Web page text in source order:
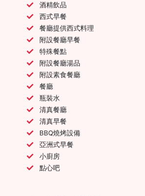
酒精飲品
西式早餐
餐廳提供西式料理
附設餐廳早餐
特殊餐點
附設餐廳湯品
附設素食餐廳
餐廳
瓶裝水
清真餐廳
清真早餐
BBQ燒烤設備
亞洲式早餐
小廚房
點心吧